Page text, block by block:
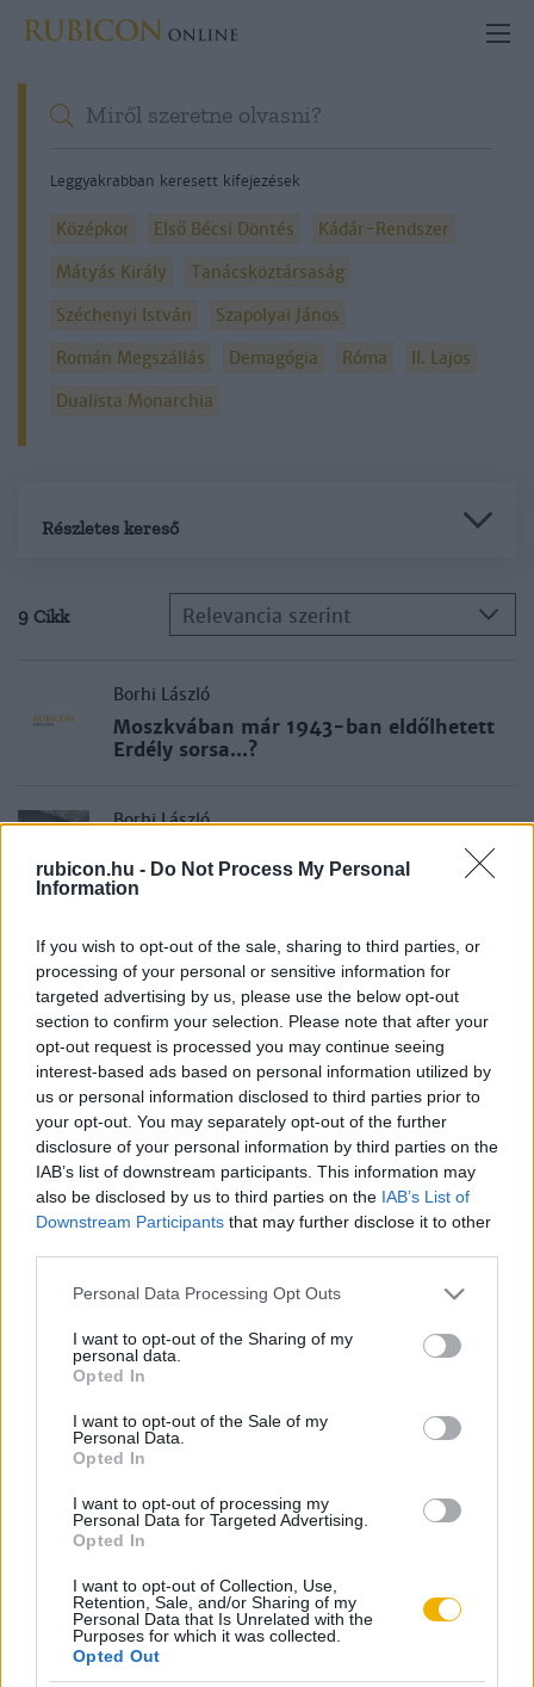
rubicon.hu - Do Not Process My Personal
Information
If you wish to opt-out of the sale, sharing to third parties, or
processing of your personal or sensitive information for
targeted advertising by us, please use the below opt-out
section to confirm your selection. Please note that after your
opt-out request is processed you may continue seeing
interest-based ads based on personal information utilized by
us or personal information disclosed to third parties prior to
your opt-out. You may separately opt-out of the further
disclosure of your personal information by third parties on the
IAB’s list of downstream participants. This information may
also be disclosed by us to third parties on the IAB’s List of
Downstream Participants that may further disclose it to other
Please note that this website/app uses one or more Google
not limited to your visit or usage behaviour. You may click to
grant or deny consent to Google and its third-party tags to
use your data for below specified purposes in below Google
consent section.
Personal Data Processing Opt Outs
I want to opt-out of the Sharing of my
personal data.
Opted In
I want to opt-out of the Sale of my
Personal Data.
Opted In
I want to opt-out of processing my
Personal Data for Targeted Advertising.
Opted In
I want to opt-out of Collection, Use,
Retention, Sale, and/or Sharing of my
Personal Data that Is Unrelated with the
Purposes for which it was collected.
Opted Out
Leggyakrabban keresett kifejezések
Középkor Első Bécsi Döntés
Kádár-Rendszer
Mátyás Király
Tanácsköztársaság
Széchenyi István
Szapolyai János
Román Megszállás
Demagógia Róma
II. Lajos
Dualista Monarchia
Részletes kereső
9 Cikk Relevancia szerint
Borhi László
Moszkvában már 1943-ban eldőlhetett
Erdély sorsa...?
Borhi László
Borhi László
Kis országok a hidegháborúban
Borhi László
Történhetett volna másként?
Borhi László
Dokumentum a kisnyilasokról
Borhi László
A rasszizmus ellen
Borhi László
Az Európa-gondolat és a hidegháború
Borhi László
Nagyhatalmi játszmák. Hírszerzés és
félrevezetés
Borhi László